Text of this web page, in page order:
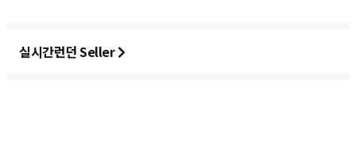
실시간런던 Seller